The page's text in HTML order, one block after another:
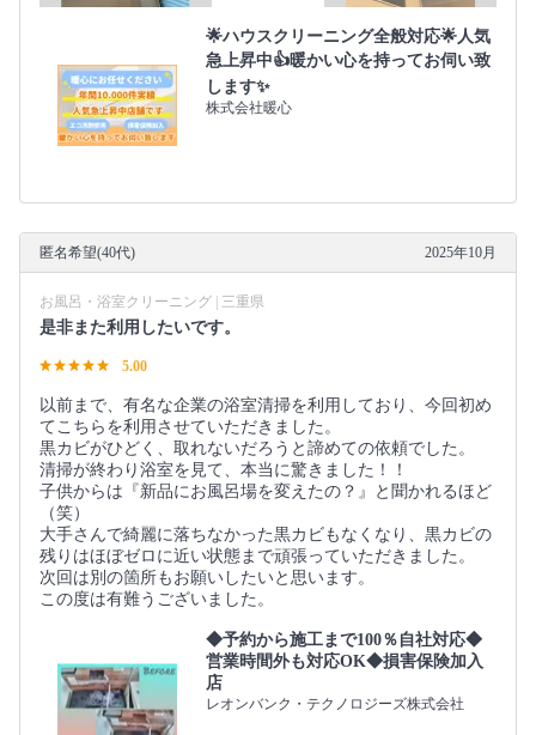
🌟ハウスクリーニング全般対応🌟人気
急上昇中👍暖かい心を持ってお伺い致
します✨
株式会社暖心
匿名希望(40代) 2025年10月
お風呂・浴室クリーニング | 三重県
是非また利用したいです。
5.00
以前まで、有名な企業の浴室清掃を利用しており、今回初め
てこちらを利用させていただきました。
黒カビがひどく、取れないだろうと諦めての依頼でした。
清掃が終わり浴室を見て、本当に驚きました！！
子供からは『新品にお風呂場を変えたの？』と聞かれるほど
（笑）
大手さんで綺麗に落ちなかった黒カビもなくなり、黒カビの
残りはほぼゼロに近い状態まで頑張っていただきました。
次回は別の箇所もお願いしたいと思います。
この度は有難うございました。
◆予約から施工まで100％自社対応◆
営業時間外も対応OK◆損害保険加入
店
レオンバンク・テクノロジーズ株式会社